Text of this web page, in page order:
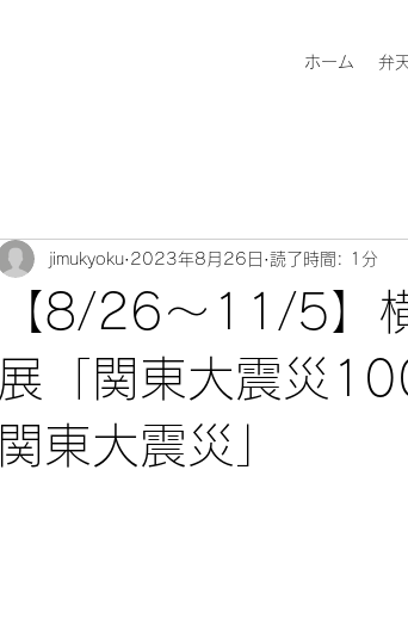
ホーム 弁
【8/26～11/5】
展「関東大震災
関東大震災」
jimukyoku 2023年8月26日 読了時間: 1分